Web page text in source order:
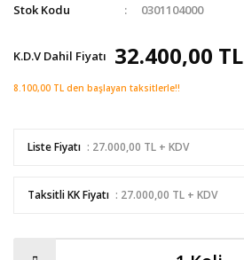
Stok Kodu
0301104000
K.D.V Dahil Fiyatı 32.400,00 TL
8.100,00 TL den başlayan taksitlerle!!
Liste Fiyatı : 27.000,00 TL + KDV
Taksitli KK Fiyatı : 27.000,00 TL + KDV